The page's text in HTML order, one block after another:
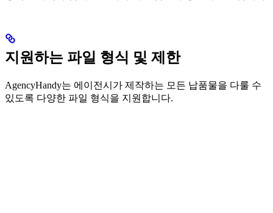
지원하는 파일 형식 및 제한
AgencyHandy는 에이전시가 제작하는 모든 납품물을 다룰 수
있도록 다양한 파일 형식을 지원합니다.